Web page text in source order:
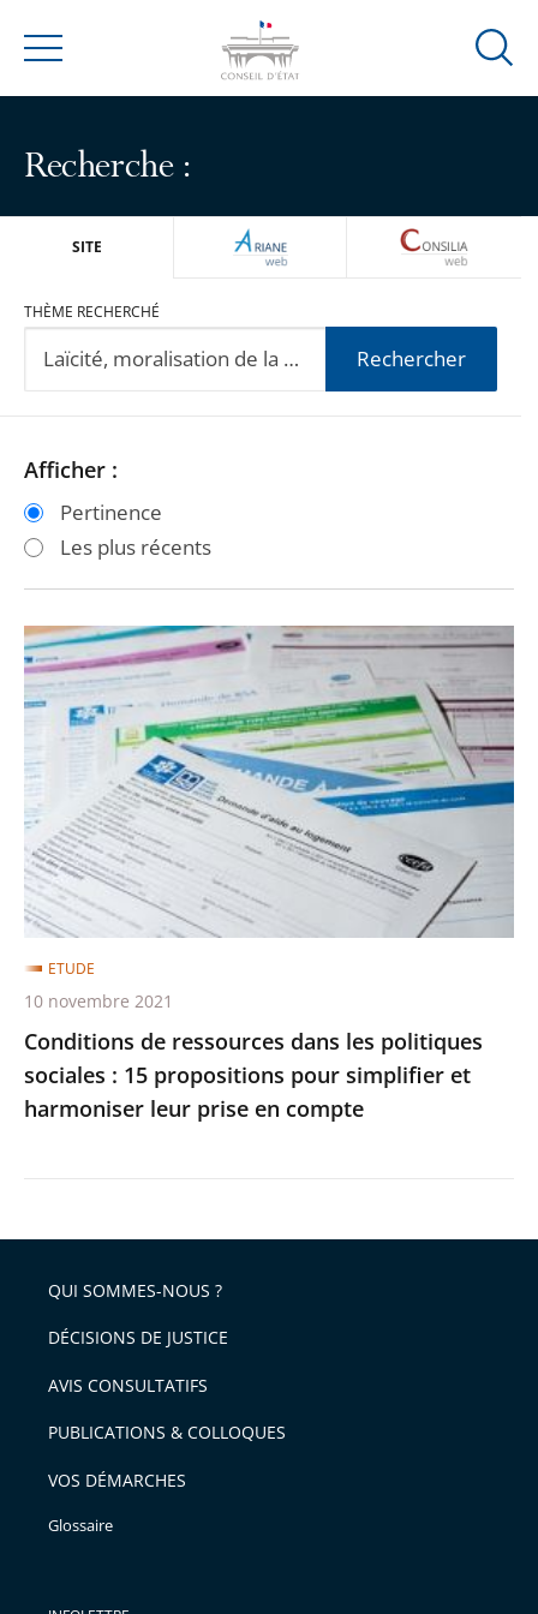
Menu
Ouvrir
Recherche :
SITE ARIANEWEB
THÈME RECHERCHÉ
Rechercher
Passer
les
filtres
après
Passer
les
filtres
avant
Afficher :
Pertinence
Les plus récents
Conditions
de
ressources
dans
les
politiques
sociales
:
15
propositions
pour
simplifier
et
harmoniser
leur
Conditions de ressources dans les politiques
sociales : 15 propositions pour simplifier et
harmoniser leur prise en compte
ETUDE
10 novembre 2021
QUI SOMMES-NOUS ?
DÉCISIONS DE JUSTICE
AVIS CONSULTATIFS
PUBLICATIONS & COLLOQUES
VOS DÉMARCHES
Glossaire